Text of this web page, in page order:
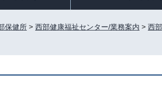
保健所 > 西部健康福祉センター/業務案内 > 西